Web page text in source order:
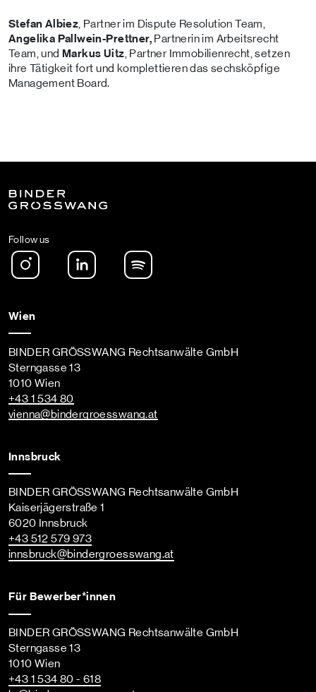
Stefan Albiez , Partner im Dispute Resolution Team,
Angelika Pallwein-Prettner,Partnerin im Arbeitsrecht
Team, und Markus Uitz , Partner Immobilienrecht, setzen
ihre Tätigkeit fort und komplettieren das sechsköpfige
Management Board.
Follow us
Instagram LinkedIn
Wien
BINDER GRÖSSWANG Rechtsanwälte GmbH
Sterngasse 13
1010 Wien
+43 1 534 80
vienna@bindergroesswang.at
Innsbruck
BINDER GRÖSSWANG Rechtsanwälte GmbH
Kaiserjägerstraße 1
6020 Innsbruck
+43 512 579 973
innsbruck@bindergroesswang.at
Für Bewerber*innen
BINDER GRÖSSWANG Rechtsanwälte GmbH
Sterngasse 13
1010 Wien
+43 1 534 80 - 618